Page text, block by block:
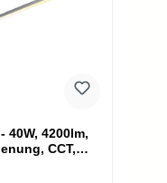
40W, 4200lm,
CCT,